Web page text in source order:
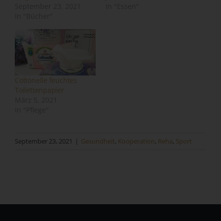
Cottonelle feuchtes
Toilettenpapier
September 23, 2021 | Gesundheit, Kooperation, Reha, Sport
Verarbeitung von personenbezogenen Daten entscheidet.
Sind die Zwecke und Mittel dieser Verarbeitung durch das
Unionsrecht oder das Recht der Mitgliedstaaten
vorgegeben, so kann der Verantwortliche
beziehungsweise können die bestimmten Kriterien seiner
Person, Behörde, Einrichtung oder andere Stelle, die